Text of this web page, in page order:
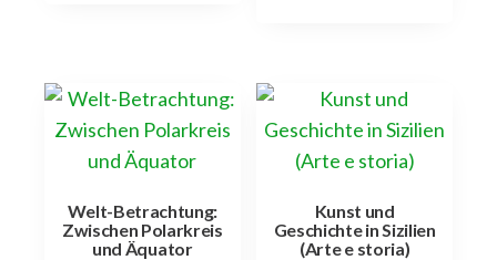
Welt-Betrachtung:
Zwischen Polarkreis
und Äquator
Kunst und
Geschichte in Sizilien
(Arte e storia)